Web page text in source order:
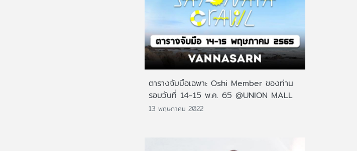
ตารางจับมือเฉพาะ Oshi Member ของท่าน
รอบวันที่ 14-15 พ.ค. 65 @UNION MALL
13 พฤษภาคม 2022